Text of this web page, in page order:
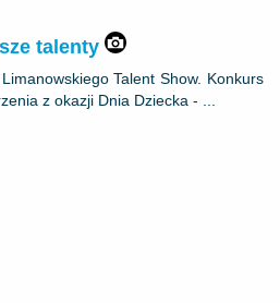
talenty
Talent Show. Konkurs
z okazji Dnia Dziecka - ...